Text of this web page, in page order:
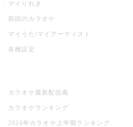
マイりれき
前回のカラオケ
マイうた/マイアーティスト
各種設定
カラオケ最新配信曲
カラオケランキング
2026年カラオケ上半期ランキング